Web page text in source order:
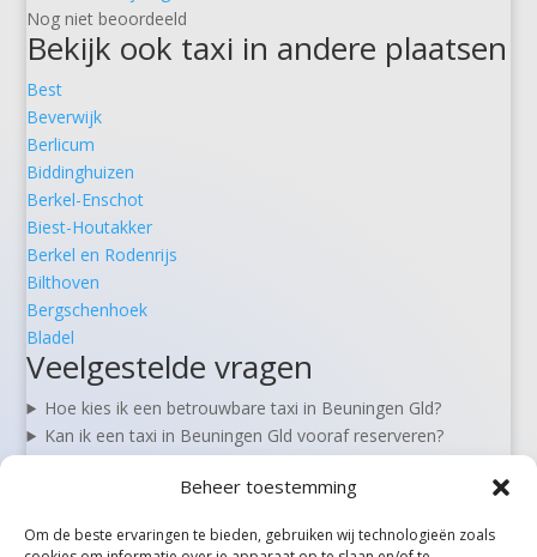
Beheer toestemming
Om de beste ervaringen te bieden, gebruiken wij technologieën zoals
Nog niet beoordeeld
Bekijk ook taxi in andere plaatsen
Best
Beverwijk
Berlicum
Biddinghuizen
Berkel-Enschot
Biest-Houtakker
Berkel en Rodenrijs
Bilthoven
Bergschenhoek
Bladel
Veelgestelde vragen
Hoe kies ik een betrouwbare taxi in Beuningen Gld?
Kan ik een taxi in Beuningen Gld vooraf reserveren?
Zijn er 24/7 taxi’s beschikbaar in Beuningen Gld?
Wat kost een taxi van Beuningen Gld naar Schiphol?
boeken?